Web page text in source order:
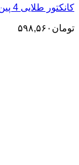
کانکتور طلایی 4 پین (فلنج نری)
تومان ۵۹۸,۵۶۰